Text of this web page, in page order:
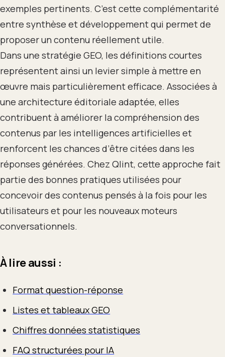
exemples pertinents. C’est cette complémentarité
entre synthèse et développement qui permet de
proposer un contenu réellement utile.
Dans une stratégie GEO, les définitions courtes
représentent ainsi un levier simple à mettre en
œuvre mais particulièrement efficace. Associées à
une architecture éditoriale adaptée, elles
contribuent à améliorer la compréhension des
contenus par les intelligences artificielles et
renforcent les chances d’être citées dans les
réponses générées. Chez Qlint, cette approche fait
partie des bonnes pratiques utilisées pour
concevoir des contenus pensés à la fois pour les
utilisateurs et pour les nouveaux moteurs
conversationnels.
À lire aussi :
Format question-réponse
Listes et tableaux GEO
Chiffres données statistiques
FAQ structurées pour IA